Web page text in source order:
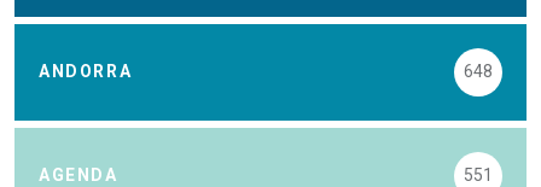
ANDORRA 648
AGENDA 551